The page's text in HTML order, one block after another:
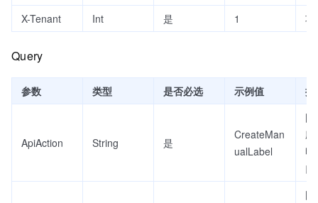
X-Tenant Int 是 1 项
Query
参数 类型 是否必选 示例值 描
ApiAction String 是
CreateMan
ualLabel
应
明
口